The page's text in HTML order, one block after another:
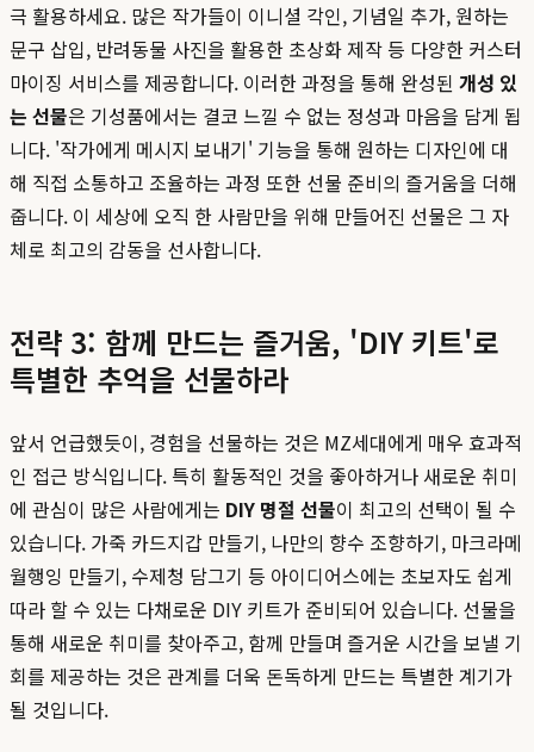
극 활용하세요. 많은 작가들이 이니셜 각인, 기념일 추가, 원하는
문구 삽입, 반려동물 사진을 활용한 초상화 제작 등 다양한 커스터
마이징 서비스를 제공합니다. 이러한 과정을 통해 완성된 개성 있
는 선물은 기성품에서는 결코 느낄 수 없는 정성과 마음을 담게 됩
니다. '작가에게 메시지 보내기' 기능을 통해 원하는 디자인에 대
해 직접 소통하고 조율하는 과정 또한 선물 준비의 즐거움을 더해
줍니다. 이 세상에 오직 한 사람만을 위해 만들어진 선물은 그 자
체로 최고의 감동을 선사합니다.
전략 3: 함께 만드는 즐거움, 'DIY 키트'로
특별한 추억을 선물하라
앞서 언급했듯이, 경험을 선물하는 것은 MZ세대에게 매우 효과적
인 접근 방식입니다. 특히 활동적인 것을 좋아하거나 새로운 취미
에 관심이 많은 사람에게는 DIY 명절 선물이 최고의 선택이 될 수
있습니다. 가죽 카드지갑 만들기, 나만의 향수 조향하기, 마크라메
월행잉 만들기, 수제청 담그기 등 아이디어스에는 초보자도 쉽게
따라 할 수 있는 다채로운 DIY 키트가 준비되어 있습니다. 선물을
통해 새로운 취미를 찾아주고, 함께 만들며 즐거운 시간을 보낼 기
회를 제공하는 것은 관계를 더욱 돈독하게 만드는 특별한 계기가
될 것입니다.